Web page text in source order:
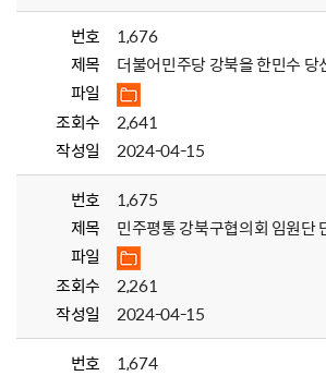
번호
1,676
제목
더불어민주당 강북을 한민수 당
파일
조회수
2,641
작성일
2024-04-15
번호
1,675
제목
민주평통 강북구협의회 임원단
파일
조회수
2,261
작성일
2024-04-15
번호
1,674